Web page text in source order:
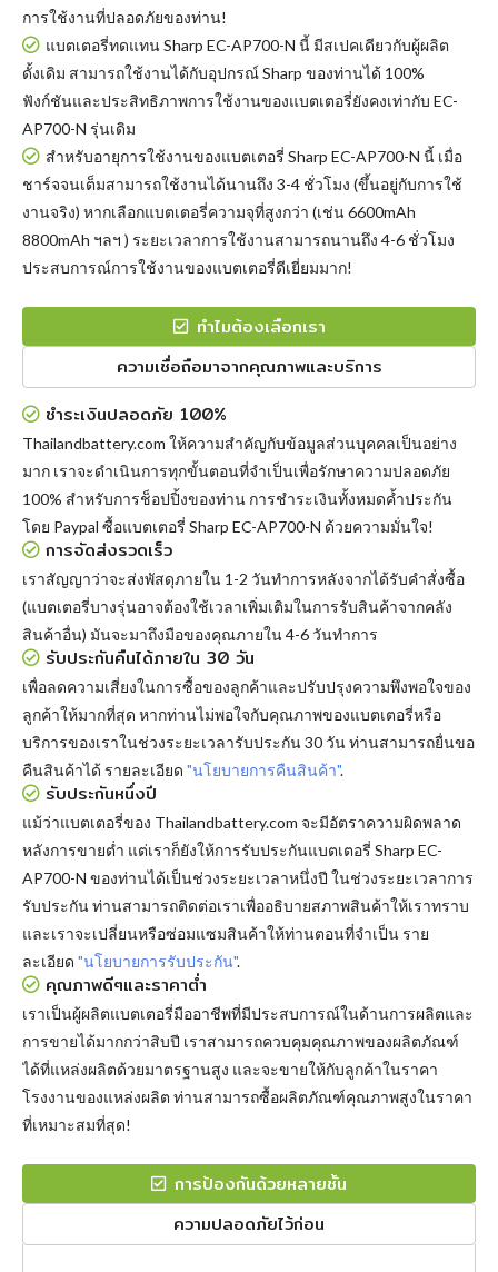
การใช้งานที่ปลอดภัยของท่าน!
แบตเตอรี่ทดแทน Sharp EC-AP700-N นี้ มีสเปคเดียวกับผู้ผลิต
ดั้งเดิม สามารถใช้งานได้กับอุปกรณ์ Sharp ของท่านได้ 100%
ฟังก์ชันและประสิทธิภาพการใช้งานของแบตเตอรี่ยังคงเท่ากับ EC-
AP700-N รุ่นเดิม
สำหรับอายุการใช้งานของแบตเตอรี่ Sharp EC-AP700-N นี้ เมื่อ
ชาร์จจนเต็มสามารถใช้งานได้นานถึง 3-4 ชั่วโมง (ขึ้นอยู่กับการใช้
งานจริง) หากเลือกแบตเตอรี่ความจุที่สูงกว่า (เช่น 6600mAh
8800mAh ฯลฯ ) ระยะเวลาการใช้งานสามารถนานถึง 4-6 ชั่วโมง
ประสบการณ์การใช้งานของแบตเตอรี่ดีเยี่ยมมาก!
ทำไมต้องเลือกเรา
ความเชื่อถือมาจากคุณภาพและบริการ
ชำระเงินปลอดภัย 100%
Thailandbattery.com ให้ความสำคัญกับข้อมูลส่วนบุคคลเป็นอย่าง
มาก เราจะดำเนินการทุกขั้นตอนที่จำเป็นเพื่อรักษาความปลอดภัย
100% สำหรับการช็อปปิ้งของท่าน การชำระเงินทั้งหมดค้ำประกัน
โดย Paypal ซื้อแบตเตอรี่ Sharp EC-AP700-N ด้วยความมั่นใจ!
การจัดส่งรวดเร็ว
เราสัญญาว่าจะส่งพัสดุภายใน 1-2 วันทำการหลังจากได้รับคำสั่งซื้อ
(แบตเตอรี่บางรุ่นอาจต้องใช้เวลาเพิ่มเติมในการรับสินค้าจากคลัง
สินค้าอื่น) มันจะมาถึงมือของคุณภายใน 4-6 วันทำการ
รับประกันคืนได้ภายใน 30 วัน
เพื่อลดความเสี่ยงในการซื้อของลูกค้าและปรับปรุงความพึงพอใจของ
ลูกค้าให้มากที่สุด หากท่านไม่พอใจกับคุณภาพของแบตเตอรี่หรือ
บริการของเราในช่วงระยะเวลารับประกัน 30 วัน ท่านสามารถยื่นขอ
คืนสินค้าได้ รายละเอียด "นโยบายการคืนสินค้า".
รับประกันหนึ่งปี
แม้ว่าแบตเตอรี่ของ Thailandbattery.com จะมีอัตราความผิดพลาด
หลังการขายต่ำ แต่เราก็ยังให้การรับประกันแบตเตอรี่ Sharp EC-
AP700-N ของท่านได้เป็นช่วงระยะเวลาหนึ่งปี ในช่วงระยะเวลาการ
รับประกัน ท่านสามารถติดต่อเราเพื่ออธิบายสภาพสินค้าให้เราทราบ
และเราจะเปลี่ยนหรือซ่อมแซมสินค้าให้ท่านตอนที่จำเป็น ราย
ละเอียด "นโยบายการรับประกัน".
คุณภาพดีๆและราคาต่ำ
เราเป็นผู้ผลิตแบตเตอรี่มืออาชีพที่มีประสบการณ์ในด้านการผลิตและ
การขายได้มากกว่าสิบปี เราสามารถควบคุมคุณภาพของผลิตภัณฑ์
ได้ที่แหล่งผลิตด้วยมาตรฐานสูง และจะขายให้กับลูกค้าในราคา
โรงงานของแหล่งผลิต ท่านสามารถซื้อผลิตภัณฑ์คุณภาพสูงในราคา
ที่เหมาะสมที่สุด!
การป้องกันด้วยหลายชั้น
ความปลอดภัยไว้ก่อน